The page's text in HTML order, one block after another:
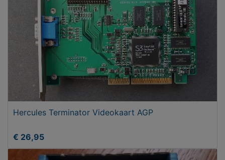
Hercules Terminator Videokaart AGP
€ 26,95